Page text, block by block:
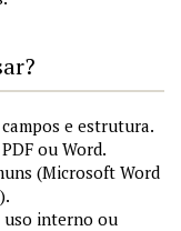
e estrutura.
ou Word.
(Microsoft Word
uso interno ou